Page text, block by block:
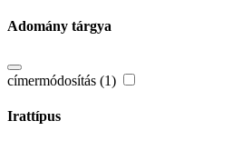
Adomány tárgya
címermódosítás (1)
Irattípus